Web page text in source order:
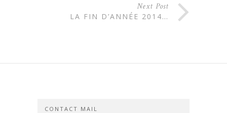
Next Post
LA FIN D’ANNÉE 2014…
CONTACT MAIL